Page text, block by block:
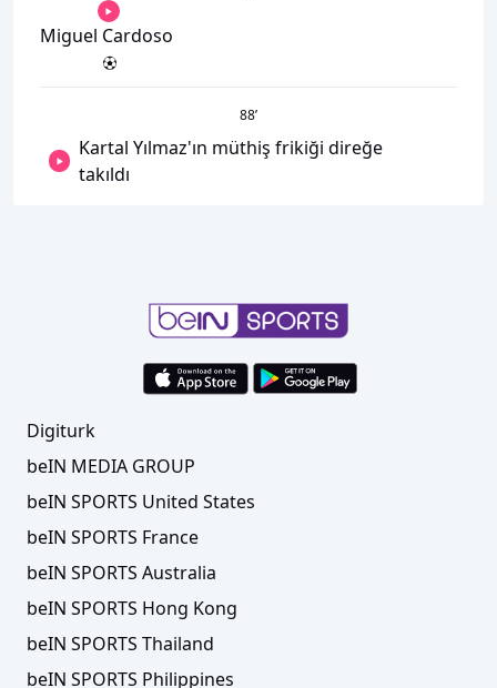
Miguel Cardoso
88’
Kartal Yılmaz'ın müthiş frikiği direğe
takıldı
Digiturk
beIN MEDIA GROUP
beIN SPORTS United States
beIN SPORTS France
beIN SPORTS Australia
beIN SPORTS Hong Kong
beIN SPORTS Thailand
beIN SPORTS Philippines